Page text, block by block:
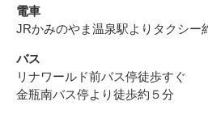
電車
JRかみのやま温泉駅よりタクシー
バス
リナワールド前バス停徒歩すぐ
金瓶南バス停より徒歩約５分